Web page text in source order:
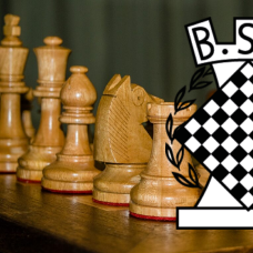
Skip
to
content